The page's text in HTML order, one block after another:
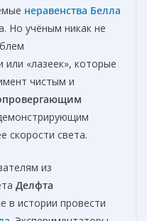
неравенства Белла
Но учёным никак не
или «лазеек», которые
чистым и
скорости света.
из
Делфта
в истории провести